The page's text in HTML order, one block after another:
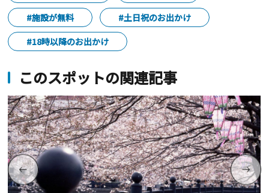
#施設が無料
#土日祝のお出かけ
#18時以降のお出かけ
このスポットの関連記事